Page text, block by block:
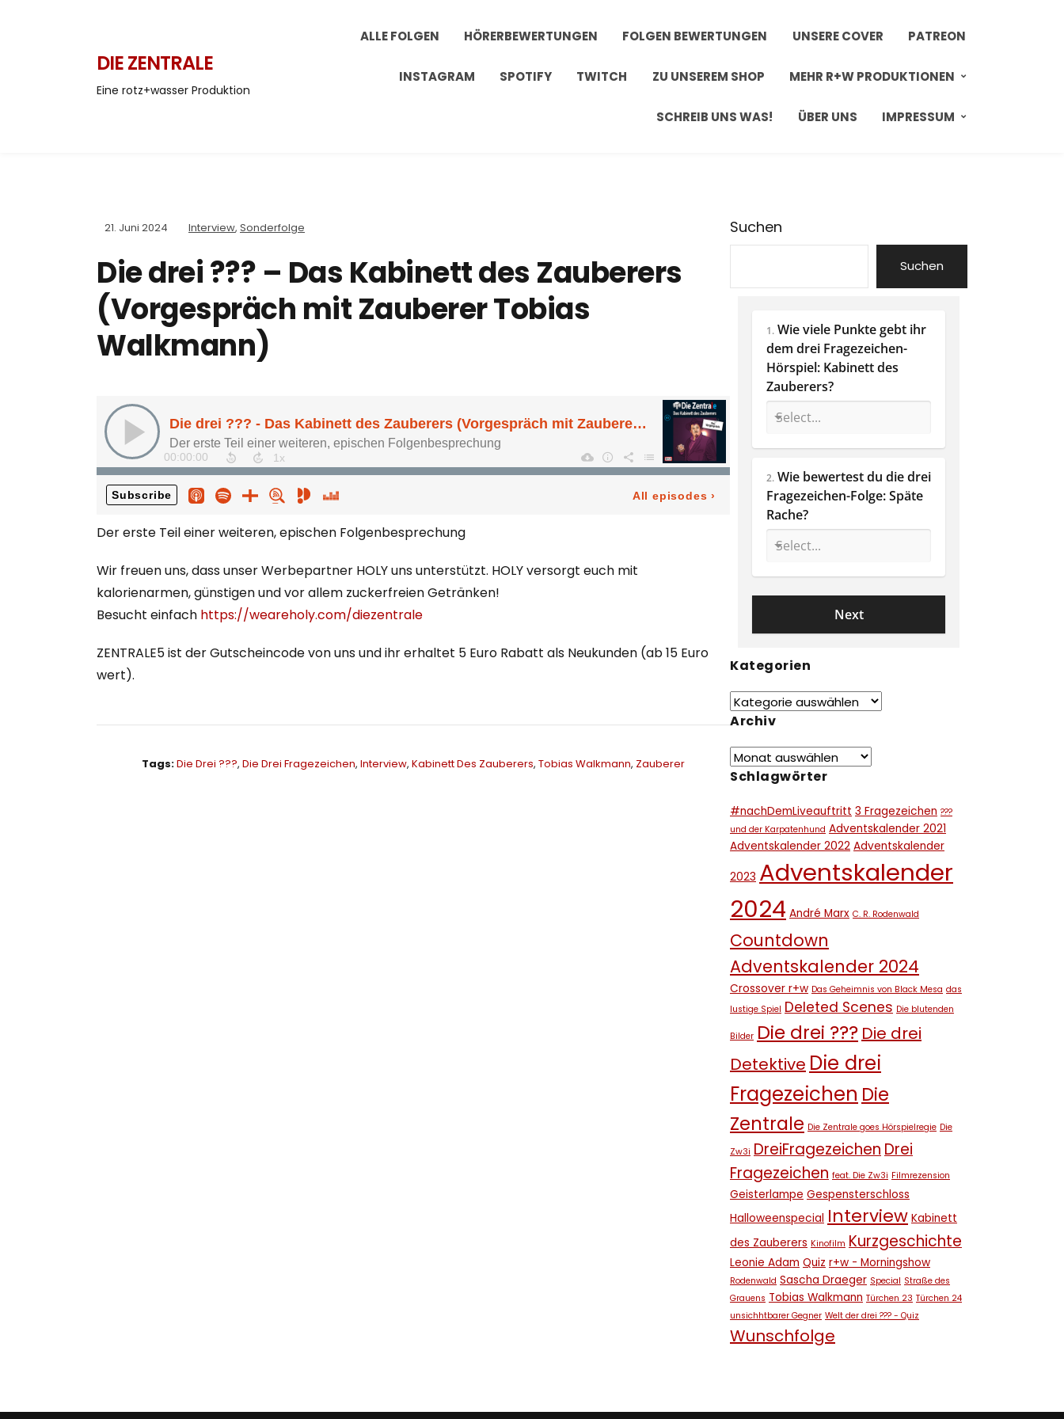
DIE ZENTRALE
Eine rotz+wasser Produktion
ALLE FOLGEN HÖRERBEWERTUNGEN FOLGEN BEWERTUNGEN UNSERE COVER PATREON
INSTAGRAM SPOTIFY TWITCH ZU UNSEREM SHOP MEHR R+W PRODUKTIONEN
SCHREIB UNS WAS! ÜBER UNS IMPRESSUM
21. Juni 2024 Interview, Sonderfolge
Die drei ??? – Das Kabinett des Zauberers
(Vorgespräch mit Zauberer Tobias
Walkmann)
Der erste Teil einer weiteren, epischen Folgenbesprechung
Wir freuen uns, dass unser Werbepartner HOLY uns unterstützt. HOLY versorgt euch mit
kalorienarmen, günstigen und vor allem zuckerfreien Getränken!
Besucht einfach https://weareholy.com/diezentrale
ZENTRALE5 ist der Gutscheincode von uns und ihr erhaltet 5 Euro Rabatt als Neukunden (ab 15 Euro
wert).
Tags:Die Drei ???, Die Drei Fragezeichen, Interview, Kabinett Des Zauberers, Tobias Walkmann, Zauberer
Suchen
Suchen
1. Wie viele Punkte gebt ihr
dem drei Fragezeichen-
Hörspiel: Kabinett des
Zauberers?
2. Wie bewertest du die drei
Fragezeichen-Folge: Späte
Rache?
Kategorien
Archiv
Schlagwörter
#nachDemLiveauftritt 3 Fragezeichen ???
und der Karpatenhund Adventskalender 2021
Adventskalender 2022 Adventskalender
2023 Adventskalender
2024 André Marx C. R. Rodenwald
Countdown
Adventskalender 2024
Crossover r+w Das Geheimnis von Black Mesa das
lustige Spiel Deleted Scenes Die blutenden
Bilder Die drei ??? Die drei
Detektive Die drei
Fragezeichen Die
Zentrale Die Zentrale goes Hörspielregie Die
Zw3i DreiFragezeichen Drei
Fragezeichen feat. Die Zw3i Filmrezension
Geisterlampe Gespensterschloss
Halloweenspecial Interview Kabinett
des Zauberers Kinofilm Kurzgeschichte
Leonie Adam Quiz r+w - Morningshow
Rodenwald Sascha Draeger Special Straße des
Grauens Tobias Walkmann Türchen 23 Türchen 24
unsichhtbarer Gegner Welt der drei ??? - Quiz
Wunschfolge